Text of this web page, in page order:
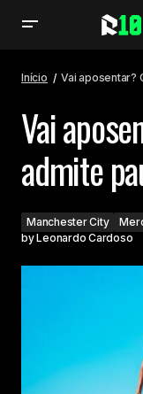
Início Vai aposentar?
Vai
admite
Manchester City
byLeonardo Cardoso